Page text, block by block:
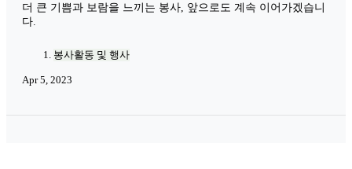
더 큰 기쁨과 보람을 느끼는 봉사, 앞으로도 계속 이어가겠습니
다.
봉사활동 및 행사
Apr 5, 2023